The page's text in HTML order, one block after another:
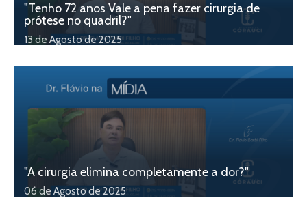
"Tenho 72 anos Vale a pena fazer cirurgia de
prótese no quadril?"
13 de Agosto de 2025
"A cirurgia elimina completamente a dor?"
06 de Agosto de 2025